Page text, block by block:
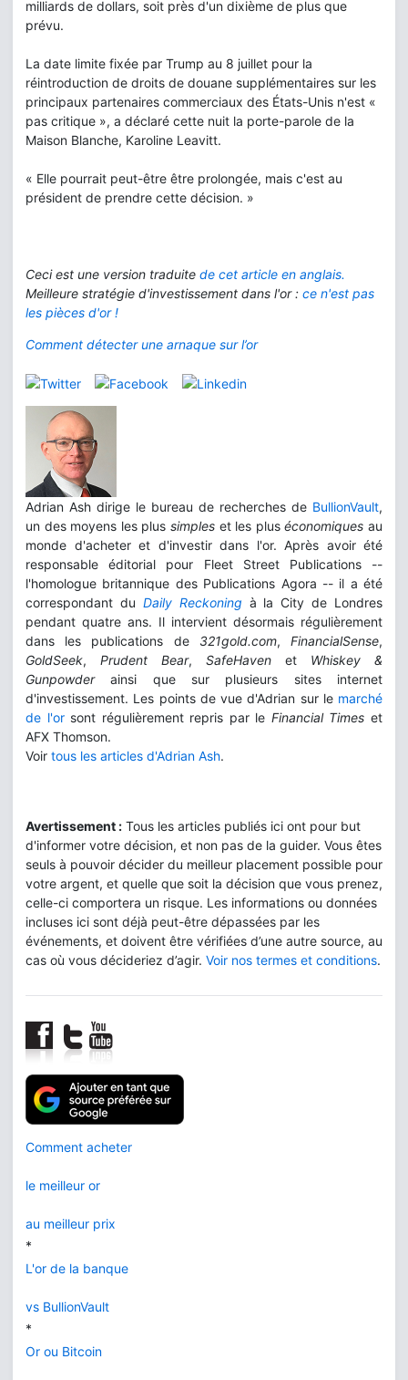
milliards de dollars, soit près d'un dixième de plus que
prévu.
La date limite fixée par Trump au 8 juillet pour la
réintroduction de droits de douane supplémentaires sur les
principaux partenaires commerciaux des États-Unis n'est «
pas critique », a déclaré cette nuit la porte-parole de la
Maison Blanche, Karoline Leavitt.
« Elle pourrait peut-être être prolongée, mais c'est au
président de prendre cette décision. »
Ceci est une version traduite de cet article en anglais.
Meilleure stratégie d'investissement dans l'or : ce n'est pas
les pièces d'or !
Comment détecter une arnaque sur l’or
Adrian Ash dirige le bureau de recherches de BullionVault,
un des moyens les plus simples et les pluséconomiquesau
monde d'acheter et d'investir dans l'or. Après avoir été
responsable éditorial pour Fleet Street Publications --
l'homologue britannique des Publications Agora -- il a été
correspondant du Daily Reckoning à la City de Londres
pendant quatre ans. Il intervient désormais régulièrement
dans les publications de 321gold.com,FinancialSense,
GoldSeek, Prudent Bear, SafeHaven et Whiskey &
Gunpowderainsi que sur plusieurs sites internet
d'investissement. Les points de vue d'Adrian sur le marché
de l'orsont régulièrement repris par le Financial Times et
AFX Thomson.
Voir tous les articles d'Adrian Ash.
Avertissement : Tous les articles publiés ici ont pour but
d'informer votre décision, et non pas de la guider. Vous êtes
seuls à pouvoir décider du meilleur placement possible pour
votre argent, et quelle que soit la décision que vous prenez,
celle-ci comportera un risque. Les informations ou données
incluses ici sont déjà peut-être dépassées par les
événements, et doivent être vérifiées d’une autre source, au
cas où vous décideriez d’agir. Voir nos termes et conditions.
Comment acheter
le meilleur or
au meilleur prix
*
L'or de la banque
vs BullionVault
*
Or ou Bitcoin